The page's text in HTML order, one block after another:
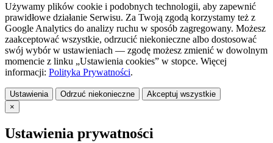
Używamy plików cookie i podobnych technologii, aby zapewnić
prawidłowe działanie Serwisu. Za Twoją zgodą korzystamy też z
Google Analytics do analizy ruchu w sposób zagregowany. Możesz
zaakceptować wszystkie, odrzucić niekonieczne albo dostosować
swój wybór w ustawieniach — zgodę możesz zmienić w dowolnym
momencie z linku „Ustawienia cookies” w stopce. Więcej
informacji: Polityka Prywatności.
Ustawienia Odrzuć niekonieczne
Akceptuj wszystkie
×
Ustawienia prywatności